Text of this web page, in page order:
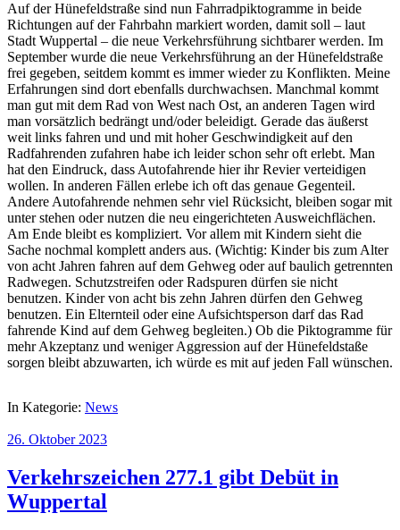
Auf der Hünefeldstraße sind nun Fahrradpiktogramme in beide
Richtungen auf der Fahrbahn markiert worden, damit soll – laut
Stadt Wuppertal – die neue Verkehrsführung sichtbarer werden. Im
September wurde die neue Verkehrsführung an der Hünefeldstraße
frei gegeben, seitdem kommt es immer wieder zu Konflikten. Meine
Erfahrungen sind dort ebenfalls durchwachsen. Manchmal kommt
man gut mit dem Rad von West nach Ost, an anderen Tagen wird
man vorsätzlich bedrängt und/oder beleidigt. Gerade das äußerst
weit links fahren und und mit hoher Geschwindigkeit auf den
Radfahrenden zufahren habe ich leider schon sehr oft erlebt. Man
hat den Eindruck, dass Autofahrende hier ihr Revier verteidigen
wollen. In anderen Fällen erlebe ich oft das genaue Gegenteil.
Andere Autofahrende nehmen sehr viel Rücksicht, bleiben sogar mit
unter stehen oder nutzen die neu eingerichteten Ausweichflächen.
Am Ende bleibt es kompliziert. Vor allem mit Kindern sieht die
Sache nochmal komplett anders aus. (Wichtig: Kinder bis zum Alter
von acht Jahren fahren auf dem Gehweg oder auf baulich getrennten
Radwegen. Schutzstreifen oder Radspuren dürfen sie nicht
benutzen. Kinder von acht bis zehn Jahren dürfen den Gehweg
benutzen. Ein Elternteil oder eine Aufsichtsperson darf das Rad
fahrende Kind auf dem Gehweg begleiten.) Ob die Piktogramme für
mehr Akzeptanz und weniger Aggression auf der Hünefeldstaße
sorgen bleibt abzuwarten, ich würde es mit auf jeden Fall wünschen.
In Kategorie: News
26. Oktober 2023
Verkehrszeichen 277.1 gibt Debüt in
Wuppertal